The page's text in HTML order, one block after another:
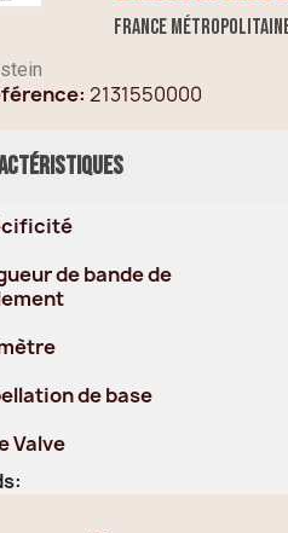
France
2131550000
de bande de
de base
Valve